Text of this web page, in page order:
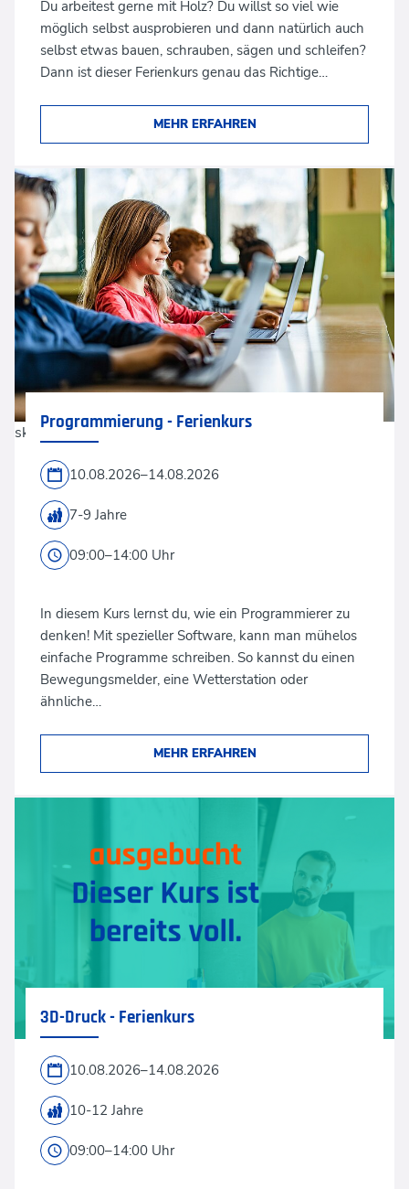
Du arbeitest gerne mit Holz? Du willst so viel wie
möglich selbst ausprobieren und dann natürlich auch
selbst etwas bauen, schrauben, sägen und schleifen?
Dann ist dieser Ferienkurs genau das Richtige…
MEHR ERFAHREN
skynesher via GettyImages
Programmierung - Ferienkurs
10.08.2026–14.08.2026
7-9 Jahre
09:00–14:00 Uhr
In diesem Kurs lernst du, wie ein Programmierer zu
denken! Mit spezieller Software, kann man mühelos
einfache Programme schreiben. So kannst du einen
Bewegungsmelder, eine Wetterstation oder
ähnliche…
MEHR ERFAHREN
3D-Druck - Ferienkurs
10.08.2026–14.08.2026
10-12 Jahre
09:00–14:00 Uhr